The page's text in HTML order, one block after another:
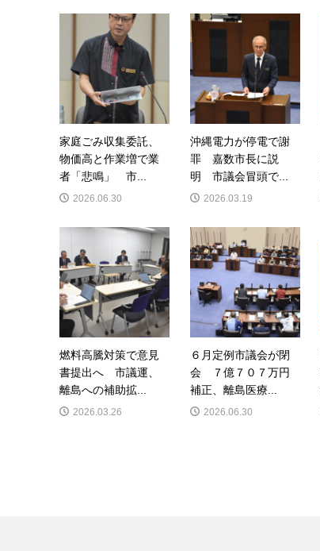
家庭ごみ収集委託、
物価高と作業増で業
者「悲鳴」 市...
2026.06.30
沖縄電力が停電で謝
罪 嘉数市長に説
明 市議会冒頭で...
2026.03.19
燃料高騰対策で意見
書提出へ 市議運、
離島への補助拡...
2026.03.26
６月定例市議会が閉
会 ７億７０７万円
補正、離島医療...
2026.06.30